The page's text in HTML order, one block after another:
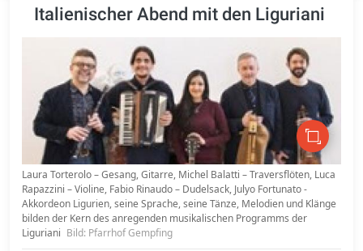
Italienischer Abend mit den Liguriani
Laura Torterolo – Gesang, Gitarre, Michel Balatti – Traversflöten, Luca
Rapazzini – Violine, Fabio Rinaudo – Dudelsack, Julyo Fortunato -
Akkordeon Ligurien, seine Sprache, seine Tänze, Melodien und Klänge
bilden der Kern des anregenden musikalischen Programms der
Liguriani Bild: Pfarrhof Gempfing